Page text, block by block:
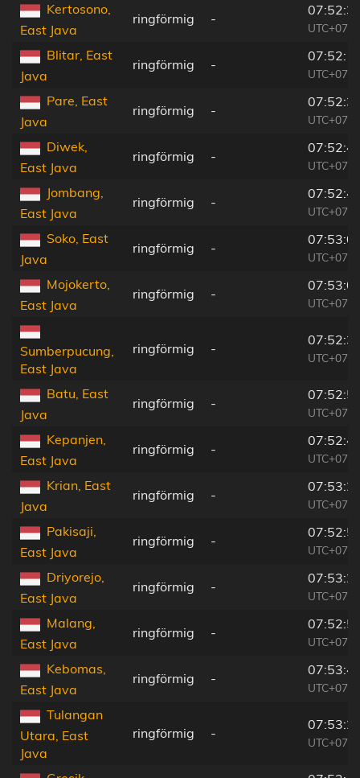
Kertosono,
East Java
ringförmig -
Blitar, East
Java
ringförmig -
Pare, East
Java
ringförmig -
Diwek,
East Java
ringförmig -
Jombang,
East Java
ringförmig -
Soko, East
Java
ringförmig -
Mojokerto,
East Java
ringförmig -
Sumberpucung,
East Java
ringförmig -
Batu, East
Java
ringförmig -
Kepanjen,
East Java
ringförmig -
Krian, East
Java
ringförmig -
Pakisaji,
East Java
ringförmig -
Driyorejo,
East Java
ringförmig -
Malang,
East Java
ringförmig -
Kebomas,
East Java
ringförmig -
Tulangan
Utara, East
Java
ringförmig -